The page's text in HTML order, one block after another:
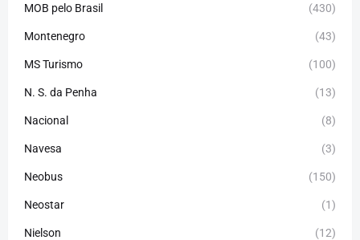
MOB pelo Brasil (430)
Montenegro (43)
MS Turismo (100)
N. S. da Penha (13)
Nacional (8)
Navesa (3)
Neobus (150)
Neostar (1)
Nielson (12)